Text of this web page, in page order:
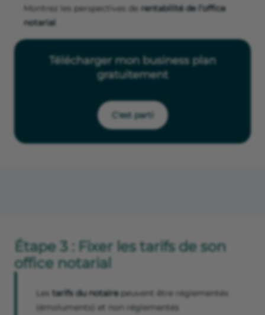
Montrez les perspectives de rentabilité de l’office
notarial
Télécharger mon business plan
gratuitement
C'est parti
Étape 3 : Fixer les tarifs de son
office notarial
Les tarifs du notairepeuvent être réglementés
(émoluments) et non réglementés